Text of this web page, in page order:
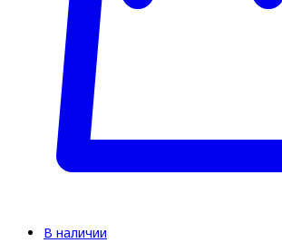
В наличии